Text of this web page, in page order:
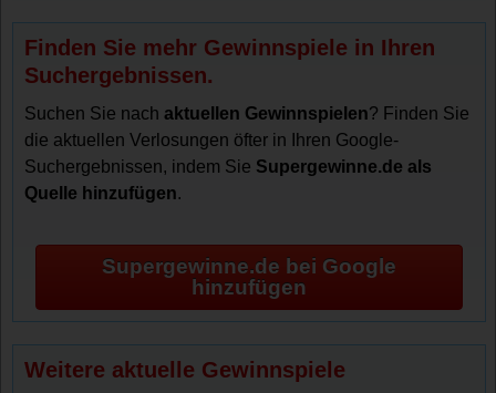
Finden Sie mehr Gewinnspiele in Ihren
Suchergebnissen.
Suchen Sie nachaktuellen Gewinnspielen? Finden Sie
die aktuellen Verlosungen öfter in Ihren Google-
Suchergebnissen, indem Sie Supergewinne.de als
Quelle hinzufügen.
Supergewinne.de bei Google
hinzufügen
Weitere aktuelle Gewinnspiele